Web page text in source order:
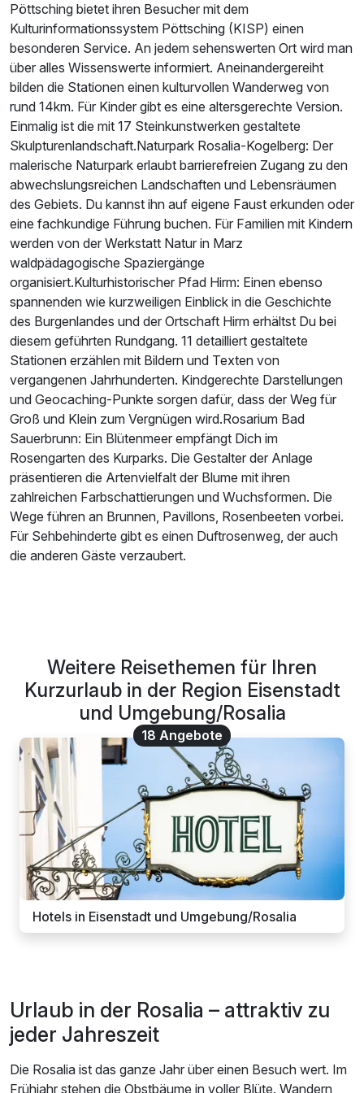
Pöttsching bietet ihren Besucher mit dem
Kulturinformationssystem Pöttsching (KISP) einen
besonderen Service. An jedem sehenswerten Ort wird man
über alles Wissenswerte informiert. Aneinandergereiht
bilden die Stationen einen kulturvollen Wanderweg von
rund 14km. Für Kinder gibt es eine altersgerechte Version.
Einmalig ist die mit 17 Steinkunstwerken gestaltete
Skulpturenlandschaft.Naturpark Rosalia-Kogelberg: Der
malerische Naturpark erlaubt barrierefreien Zugang zu den
abwechslungsreichen Landschaften und Lebensräumen
des Gebiets. Du kannst ihn auf eigene Faust erkunden oder
eine fachkundige Führung buchen. Für Familien mit Kindern
werden von der Werkstatt Natur in Marz
waldpädagogische Spaziergänge
organisiert.Kulturhistorischer Pfad Hirm: Einen ebenso
spannenden wie kurzweiligen Einblick in die Geschichte
des Burgenlandes und der Ortschaft Hirm erhältst Du bei
diesem geführten Rundgang. 11 detailliert gestaltete
Stationen erzählen mit Bildern und Texten von
vergangenen Jahrhunderten. Kindgerechte Darstellungen
und Geocaching-Punkte sorgen dafür, dass der Weg für
Groß und Klein zum Vergnügen wird.Rosarium Bad
Sauerbrunn: Ein Blütenmeer empfängt Dich im
Rosengarten des Kurparks. Die Gestalter der Anlage
präsentieren die Artenvielfalt der Blume mit ihren
zahlreichen Farbschattierungen und Wuchsformen. Die
Wege führen an Brunnen, Pavillons, Rosenbeeten vorbei.
Für Sehbehinderte gibt es einen Duftrosenweg, der auch
die anderen Gäste verzaubert.
Weitere Reisethemen für Ihren
Kurzurlaub in der Region Eisenstadt
und Umgebung/Rosalia
18 Angebote
Hotels in Eisenstadt und Umgebung/Rosalia
Urlaub in der Rosalia – attraktiv zu
jeder Jahreszeit
Die Rosalia ist das ganze Jahr über einen Besuch wert. Im
Frühjahr stehen die Obstbäume in voller Blüte. Wandern,